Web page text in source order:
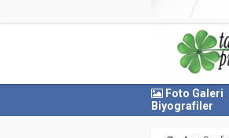
Foto Galeri
Biyografiler